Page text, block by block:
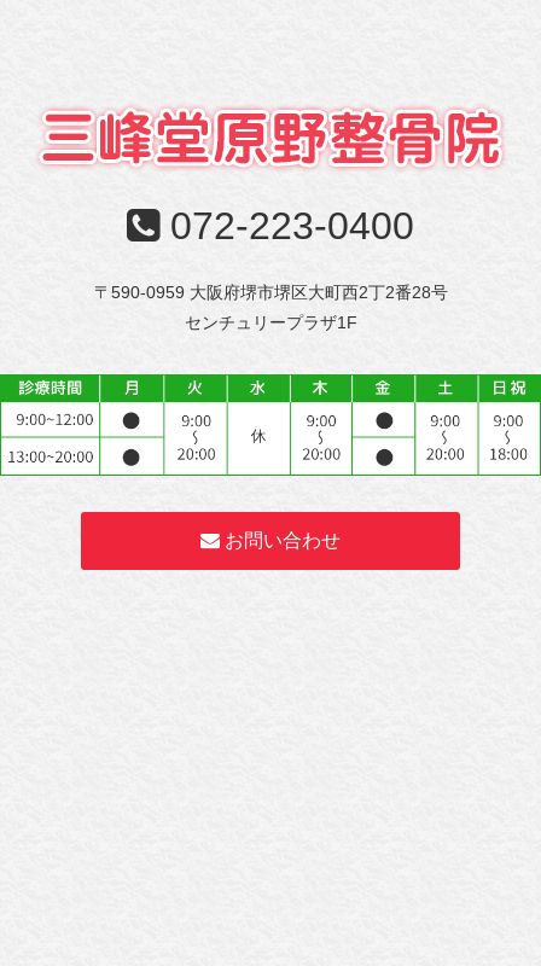
072-223-0400
〒590-0959 大阪府堺市堺区大町西2丁2番28号
センチュリープラザ1F
お問い合わせ